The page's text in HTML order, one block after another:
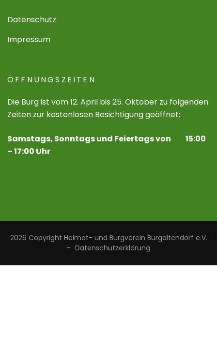
Datenschutz
Impressum
ÖFFNUNGSZEITEN
Die Burg ist vom 12. April bis 25. Oktober zu folgenden
Zeiten zur kostenlosen Besichtigung geöffnet:
Samstags, Sonntags und Feiertags von 15:00
– 17:00 Uhr
2026 Copyright Heimat- und Burgverein Burgaltendorf e.V.
- Datenschutzerklärung